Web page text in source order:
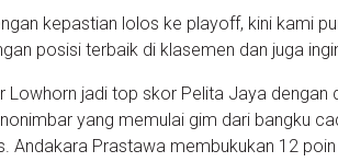
kepastian lolos ke playoff, kini kami
posisi terbaik di klasemen dan juga
Lowhorn jadi top skor Pelita Jaya
yang memulai gim dari bangku
Andakara Prastawa membukukan 12